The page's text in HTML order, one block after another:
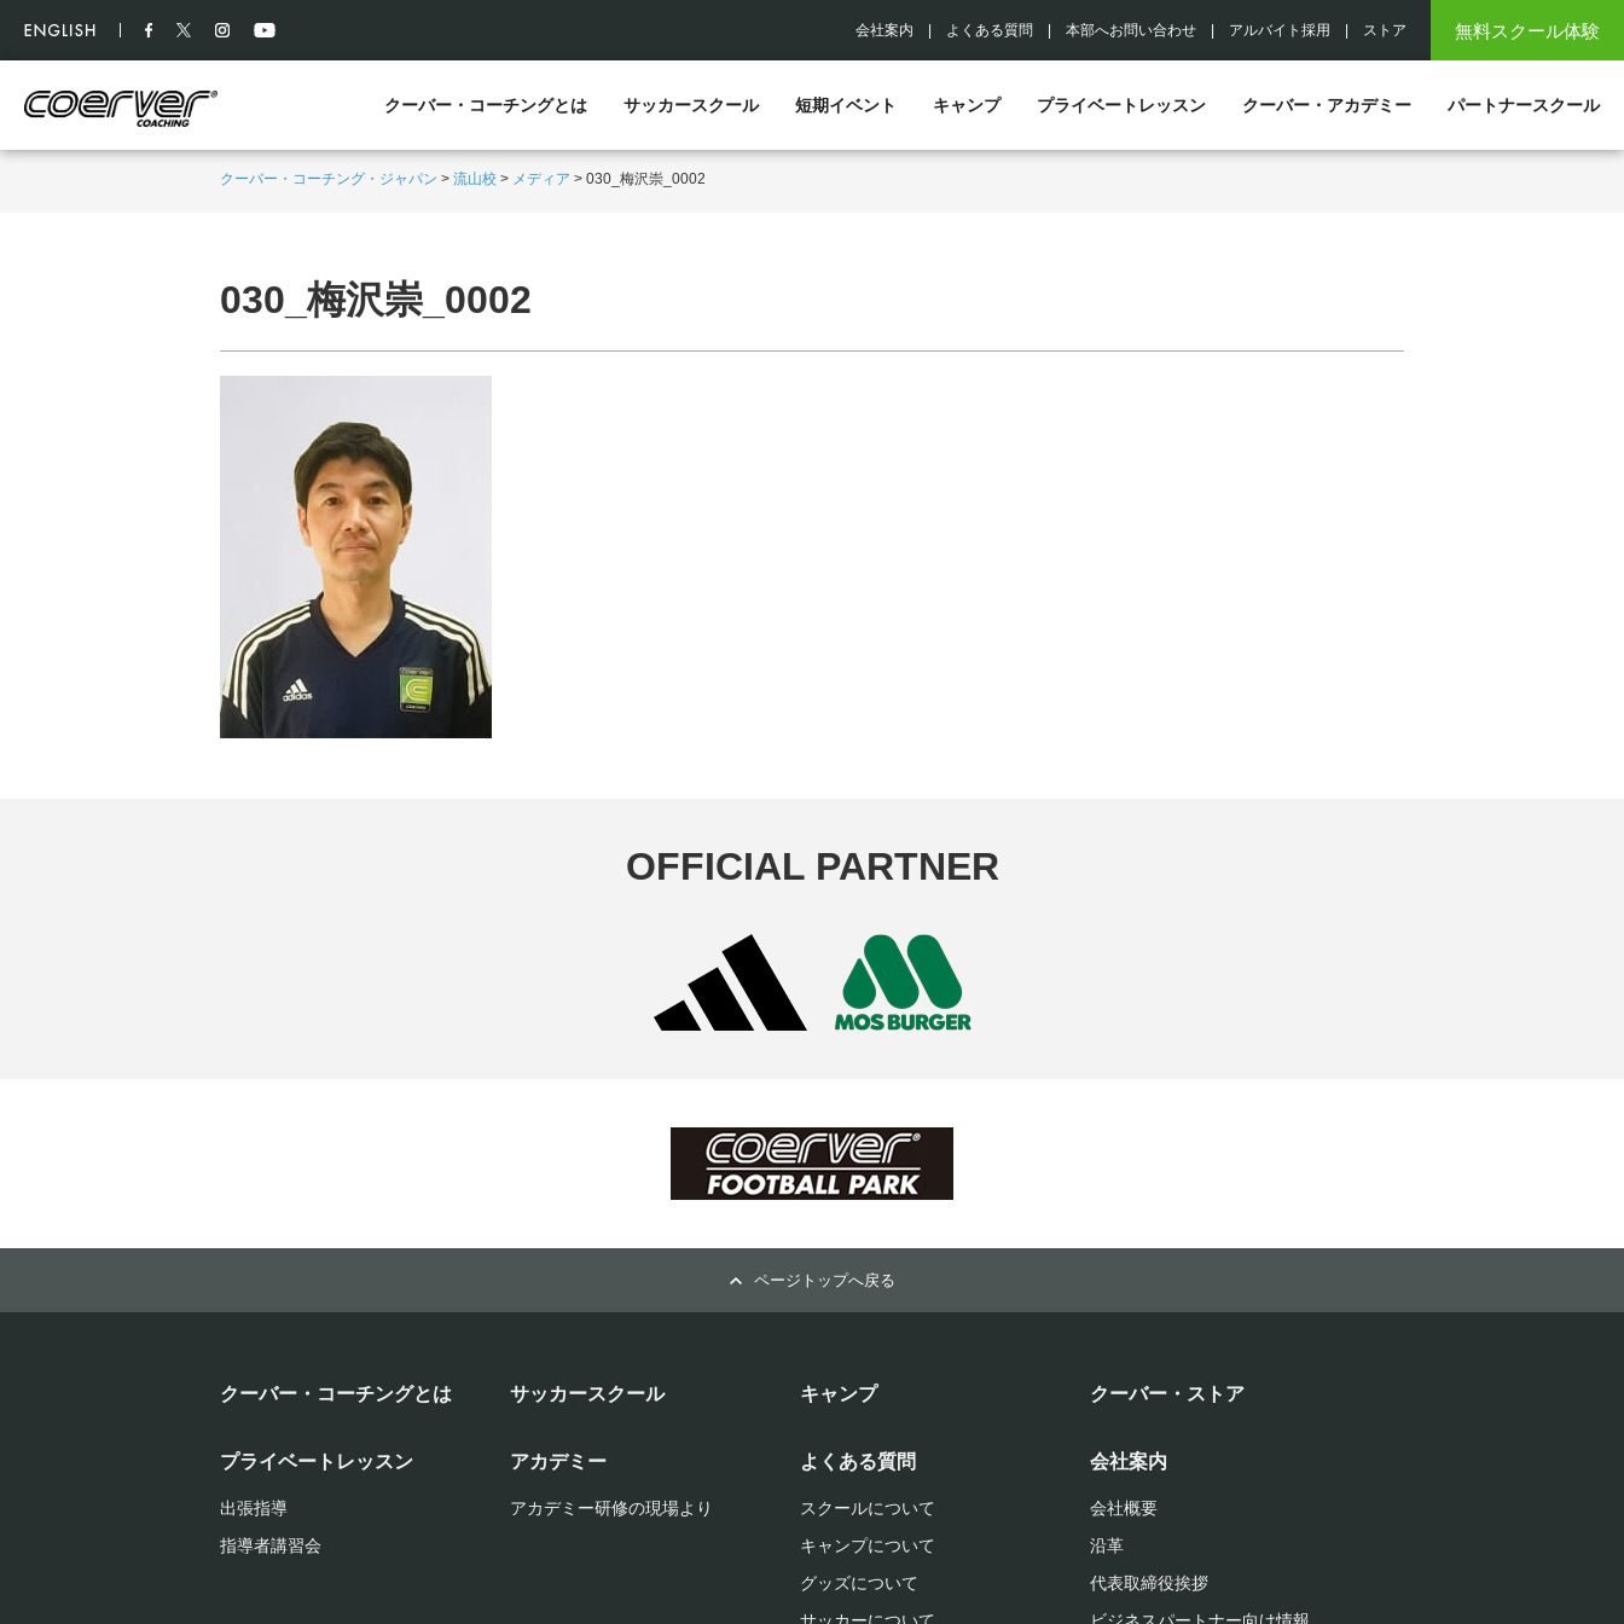
無料スクール体験
会社案内 よくある質問 本部へお問い合わせ アルバイト採用 ストア
クーバー・コーチングとは サッカースクール 短期イベント キャンプ プライベートレッスン クーバー・アカデミー パートナースクール
クーバー・コーチング・ジャパン > 流山校 > メディア > 030_梅沢崇_0002
030_梅沢崇_0002
OFFICIAL PARTNER
ページトップへ戻る
クーバー・コーチングとは サッカースクール キャンプ クーバー・ストア
プライベートレッスン
出張指導
指導者講習会
アカデミー
アカデミー研修の現場より
よくある質問
スクールについて
キャンプについて
グッズについて
会社案内
会社概要
沿革
代表取締役挨拶